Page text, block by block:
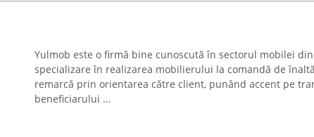
Yulmob este o firmă bine cunoscută în sectorul mobilei din
specializare în realizarea mobilierului la comandă de
remarcă prin orientarea către client, punând accent pe
beneficiarului ...